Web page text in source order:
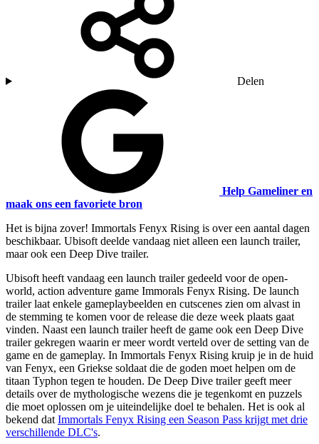
Delen
Help Gameliner en
maak ons een favoriete bron
Het is bijna zover! Immortals Fenyx Rising is over een aantal dagen
beschikbaar. Ubisoft deelde vandaag niet alleen een launch trailer,
maar ook een Deep Dive trailer.
Ubisoft heeft vandaag een launch trailer gedeeld voor de open-
world, action adventure game Immorals Fenyx Rising. De launch
trailer laat enkele gameplaybeelden en cutscenes zien om alvast in
de stemming te komen voor de release die deze week plaats gaat
vinden. Naast een launch trailer heeft de game ook een Deep Dive
trailer gekregen waarin er meer wordt verteld over de setting van de
game en de gameplay. In Immortals Fenyx Rising kruip je in de huid
van Fenyx, een Griekse soldaat die de goden moet helpen om de
titaan Typhon tegen te houden. De Deep Dive trailer geeft meer
details over de mythologische wezens die je tegenkomt en puzzels
die moet oplossen om je uiteindelijke doel te behalen. Het is ook al
bekend dat Immortals Fenyx Rising een Season Pass krijgt met drie
verschillende DLC's.